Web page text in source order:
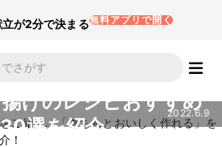
が2分で決まる無料アプリで開く
げのレシピおすすめ
選を紹介
2022.6.9
ご紹介。「きちんとおいしく作れる」を
！